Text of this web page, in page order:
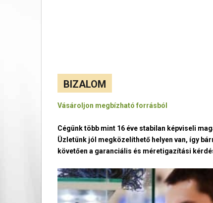
BIZALOM
Vásároljon megbízható forrásból
Cégünk több mint 16 éve stabilan képviseli
Üzletünk jól megközelíthető helyen van, így
követően a garanciális és méretigazítási